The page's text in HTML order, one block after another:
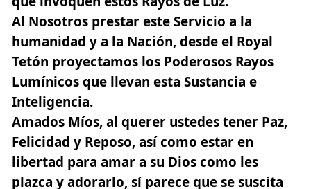
Al Nosotros prestar este Servicio a la
humanidad y a la Nación, desde el Royal
Tetón proyectamos los Poderosos Rayos
Lumínicos que llevan esta Sustancia e
Inteligencia.
Amados Míos, al querer ustedes tener Paz,
Felicidad y Reposo, así como estar en
libertad para amar a su Dios como les
plazca y adorarlo, sí parece que se suscita